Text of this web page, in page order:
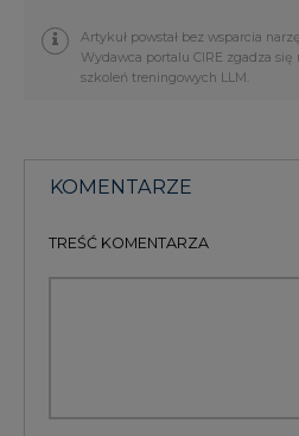
Artykuł powstał bez wsparcia
Wydawca portalu CIRE zgadza
szkoleń treningowych LLM.
KOMENTARZE
TREŚĆ KOMENTARZA